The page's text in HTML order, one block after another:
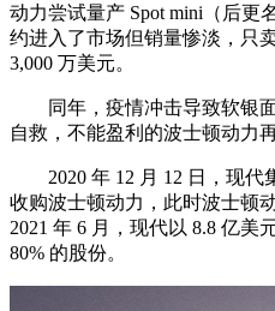
动力尝试量产 Spot mini（后更
约进入了市场但销量惨淡，只
3,000 万美元。
同年，疫情冲击导致软银面
自救，不能盈利的波士顿动力
2020 年 12 月 12 日，现代
收购波士顿动力，此时波士顿
2021 年 6 月，现代以 8.8 亿美
80% 的股份。